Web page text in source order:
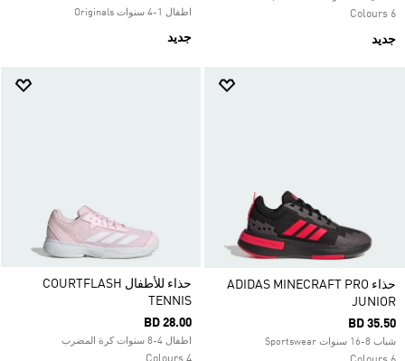
6 Colours
جديد
اطفال 1-4 سنوات Originals
جديد
حذاء ADIDAS MINECRAFT PRO
JUNIOR
BD 35.50
شباب 8-16 سنوات Sportswear
حذاء للأطفال COURTFLASH
TENNIS
BD 28.00
اطفال 4-8 سنوات كرة المضرب